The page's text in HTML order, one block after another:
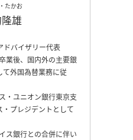
たかお
雄
ドバイザリー代表
業後、国内外の主要銀
て外国為替業務に従
・ユニオン銀行東京支
・プレジデントとして
ス銀行との合併に伴い